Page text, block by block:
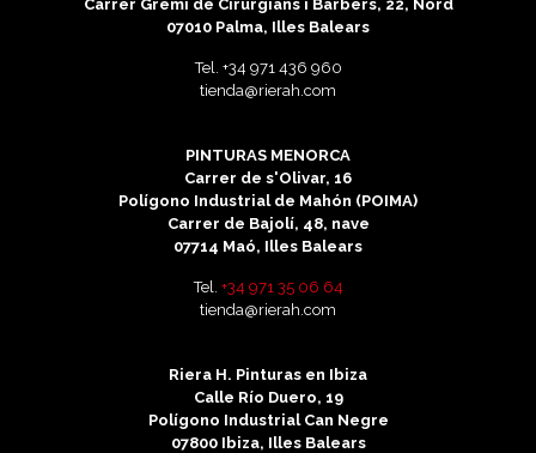
Carrer Gremi de Cirurgians i Barbers, 22, Nord
07010 Palma, Illes Balears
Tel. +34 971 436 960
tienda@rierah.com
PINTURAS MENORCA
Carrer de s'Olivar, 16
Polígono Industrial de Mahón (POIMA)
Carrer de Bajolí, 48, nave
07714 Maó, Illes Balears
Tel. +34 971 35 06 64
tienda@rierah.com
Riera H. Pinturas en Ibiza
Calle Río Duero, 19
Polígono Industrial Can Negre
07800 Ibiza, Illes Balears